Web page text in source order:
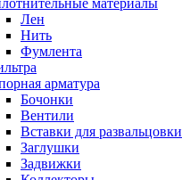
материалы
Лен
Нить
Фумлента
арматура
Бочонки
Вентили
Вставки для развальцовки
Заглушки
Задвижки